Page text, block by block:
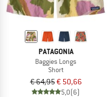
PATAGONIA
Baggies Longs
Short
€ 64,95€ 50,66
5,0(6)